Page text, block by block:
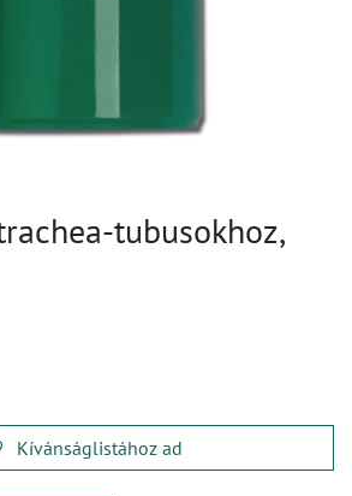
tubusokhoz,
Kívánságlistához ad